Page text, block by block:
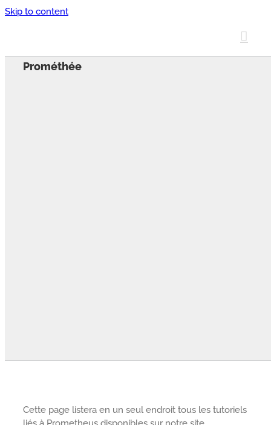
Skip to content
Prométhée
Cette page listera en un seul endroit tous les tutoriels